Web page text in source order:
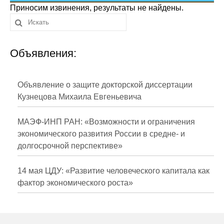
Сотрудники
Отчетность
Противодействие коррупции
Публикации
Научная жизнь
Издания
Проблемы прогнозирования
О журнале
Приносим извинения, результаты не найдены.
Объявления:
Объявление о защите докторской диссертации
Кузнецова Михаила Евгеньевича
МАЭФ-ИНП РАН: «Возможности и ограничения
экономического развития России в средне- и
долгосрочной перспективе»
14 мая ЦДУ: «Развитие человеческого капитала как
фактор экономического роста»